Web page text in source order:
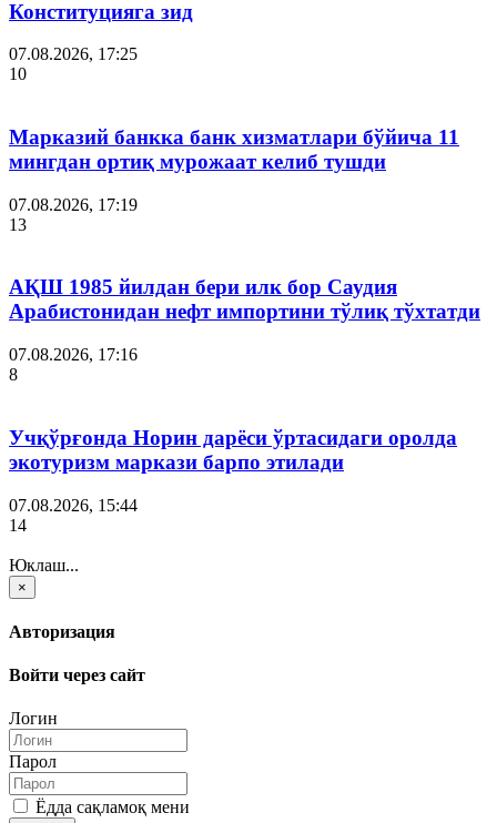
Конституцияга зид
07.08.2026, 17:25
10
Марказий банкка банк хизматлари бўйича 11
мингдан ортиқ мурожаат келиб тушди
07.08.2026, 17:19
13
АҚШ 1985 йилдан бери илк бор Саудия
Арабистонидан нефт импортини тўлиқ тўхтатди
07.08.2026, 17:16
8
Учқўрғонда Норин дарёси ўртасидаги оролда
экотуризм маркази барпо этилади
07.08.2026, 15:44
14
Юклаш...
×
Авторизация
Войти через сайт
Логин
Парол
Ёдда сақламоқ мени